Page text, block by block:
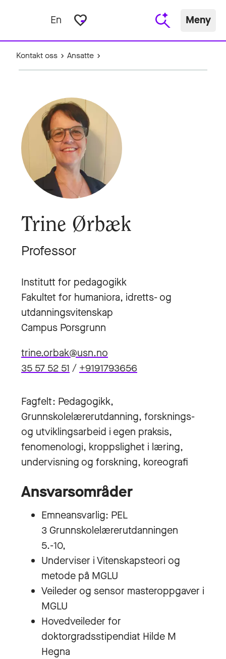
En favorite_border Meny
Kontakt oss Ansatte
Trine Ørbæk
Professor
Institutt for pedagogikk
Fakultet for humaniora, idretts- og
utdanningsvitenskap
Campus Porsgrunn
trine.orbak@usn.no
35 57 52 51 / +9191793656
Fagfelt: Pedagogikk,
Grunnskolelærerutdanning, forsknings-
og utviklingsarbeid i egen praksis,
fenomenologi, kroppslighet i læring,
undervisning og forskning, koreografi
Ansvarsområder
Emneansvarlig: PEL
3 Grunnskolelærerutdanningen
5.-10,
Underviser i Vitenskapsteori og
metode på MGLU
Veileder og sensor masteroppgaver i
MGLU
Hovedveileder for
doktorgradsstipendiat Hilde M
Hegna